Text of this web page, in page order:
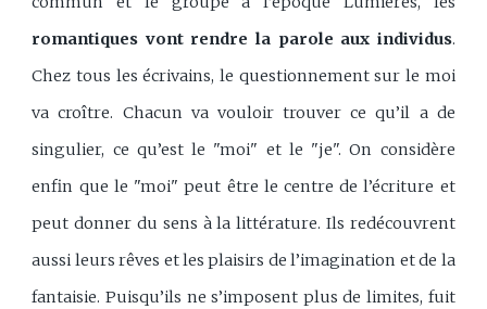
romantiques vont rendre la parole aux individus.
Chez tous les écrivains, le questionnement sur le moi
va croître. Chacun va vouloir trouver ce qu’il a de
singulier, ce qu’est le "moi" et le "je". On considère
enfin que le "moi" peut être le centre de l’écriture et
peut donner du sens à la littérature. Ils redécouvrent
aussi leurs rêves et les plaisirs de l’imagination et de la
fantaisie. Puisqu’ils ne s’imposent plus de limites, fuit